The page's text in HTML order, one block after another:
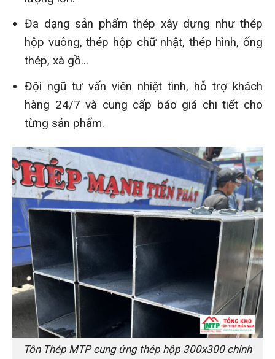
Đa dạng sản phẩm thép xây dựng như thép
hộp vuông, thép hộp chữ nhật, thép hình, ống
thép, xà gồ...
Đội ngũ tư vấn viên nhiệt tình, hỗ trợ khách
hàng 24/7 và cung cấp báo giá chi tiết cho
từng sản phẩm.
Tôn Thép MTP cung ứng thép hộp 300x300 chính